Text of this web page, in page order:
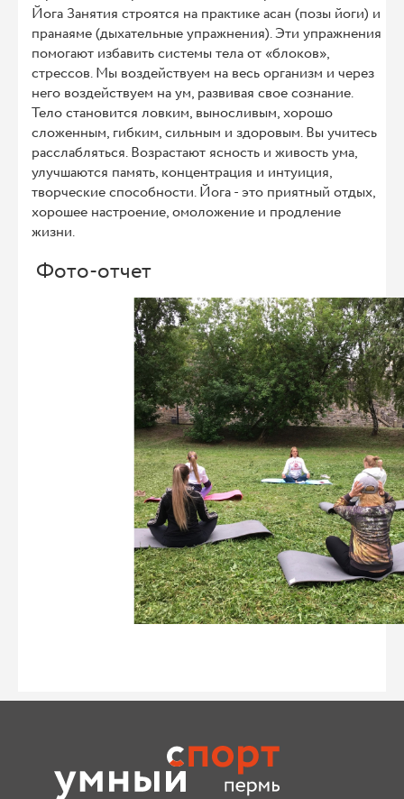
Йога Занятия строятся на практике асан (позы йоги) и
пранаяме (дыхательные упражнения). Эти упражнения
помогают избавить системы тела от «блоков»,
стрессов. Мы воздействуем на весь организм и через
него воздействуем на ум, развивая свое сознание.
Тело становится ловким, выносливым, хорошо
сложенным, гибким, сильным и здоровым. Вы учитесь
расслабляться. Возрастают ясность и живость ума,
улучшаются память, концентрация и интуиция,
творческие способности. Йога - это приятный отдых,
хорошее настроение, омоложение и продление
жизни.
Фото-отчет